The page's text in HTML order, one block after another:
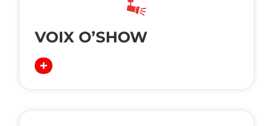
VOIX O’SHOW